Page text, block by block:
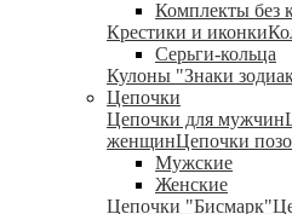
Комплекты без
Крестики и иконки
Серьги-кольца
Кулоны "Знаки
Цепочки
Цепочки для мужчин
женщинЦепочки
Мужские
Женские
Цепочки "Бисмарк"